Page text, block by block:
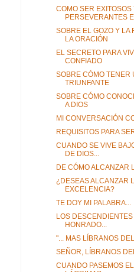
COMO SER EXITOSOS
PERSEVERANTES
SOBRE EL GOZO Y LA
LA ORACIÓN
EL SECRETO PARA
CONFIADO
SOBRE CÓMO TENER
TRIUNFANTE
SOBRE CÓMO
A DIOS
MI CONVERSACIÓN
REQUISITOS PARA
CUANDO SE VIVE
DE DIOS...
DE CÓMO ALCANZAR
¿DESEAS ALCANZAR
EXCELENCIA?
TE DOY MI PALABRA...
LOS
HONRADO...
"... MAS LÍBRANOS
SEÑOR, LÍBRANOS
CUANDO PASEMOS